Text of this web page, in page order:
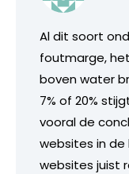
Al dit soort
foutmarge,
boven water
7% of 20%
vooral de
websites in
websites juist